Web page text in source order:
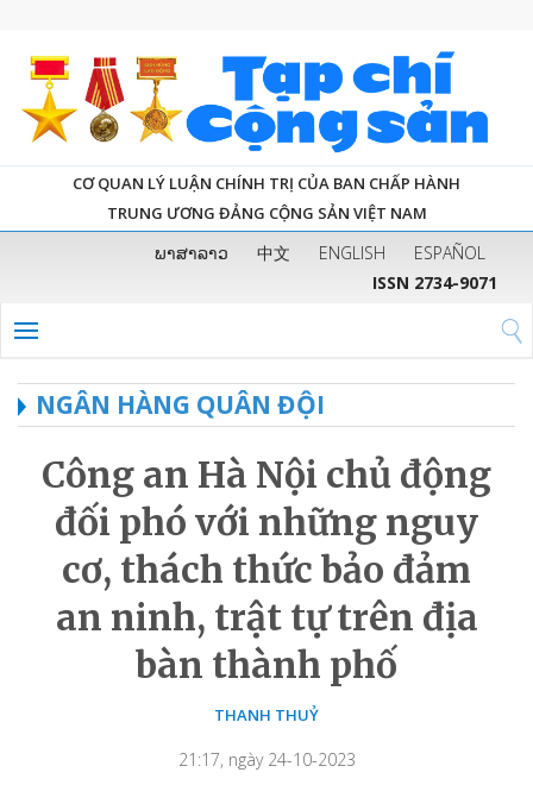
CƠ QUAN LÝ LUẬN CHÍNH TRỊ CỦA BAN CHẤP HÀNH
TRUNG ƯƠNG ĐẢNG CỘNG SẢN VIỆT NAM
ພາສາລາວ 中文 ENGLISH
ESPAÑOL
ISSN 2734-9071
NGÂN HÀNG QUÂN ĐỘI
Công an Hà Nội chủ động
đối phó với những nguy
cơ, thách thức bảo đảm
an ninh, trật tự trên địa
bàn thành phố
THANH THUỶ
21:17, ngày 24-10-2023